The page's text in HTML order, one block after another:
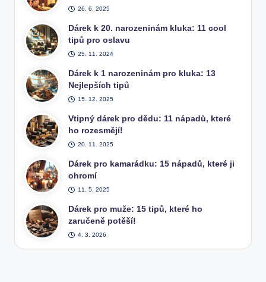
26. 6. 2025
Dárek k 20. narozeninám kluka: 11 cool
tipů pro oslavu
25. 11. 2024
Dárek k 1 narozeninám pro kluka: 13
Nejlepších tipů
15. 12. 2025
Vtipný dárek pro dědu: 11 nápadů, které
ho rozesmějí!
20. 11. 2025
Dárek pro kamarádku: 15 nápadů, které ji
ohromí
11. 5. 2025
Dárek pro muže: 15 tipů, které ho
zaručeně potěší!
4. 3. 2026